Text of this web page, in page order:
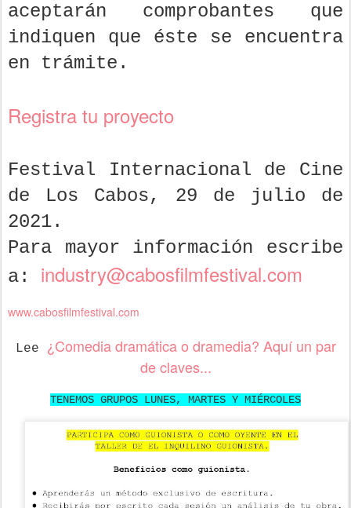
aceptarán comprobantes que
indiquen que éste se encuentra
en trámite.
Registra tu proyecto
Festival Internacional de Cine
de Los Cabos, 29 de julio de
2021.
Para mayor información escribe
a: industry@cabosfilmfestival.com
www.cabosfilmfestival.com
Lee ¿Comedia dramática o dramedia? Aquí un par
de claves...
TENEMOS GRUPOS LUNES, MARTES Y MIÉRCOLES